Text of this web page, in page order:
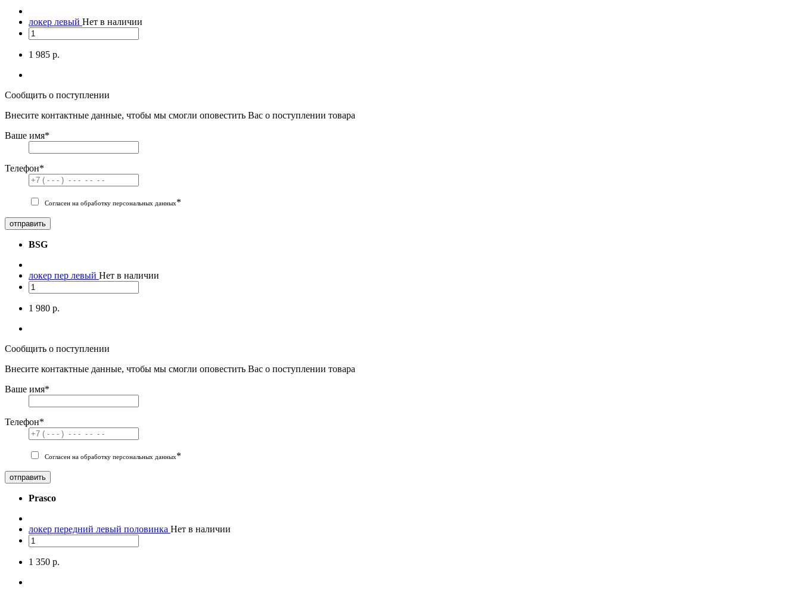
локер левый Нет в наличии
1 985 р.
Сообщить о поступлении
Внесите контактные данные, чтобы мы смогли оповестить Вас о поступлении товара
Ваше имя*
Телефон*
Согласен на обработку персональных данных*
отправить
BSG
локер пер левый Нет в наличии
1 980 р.
Сообщить о поступлении
Внесите контактные данные, чтобы мы смогли оповестить Вас о поступлении товара
Ваше имя*
Телефон*
Согласен на обработку персональных данных*
отправить
Prasco
локер передний левый половинка Нет в наличии
1 350 р.